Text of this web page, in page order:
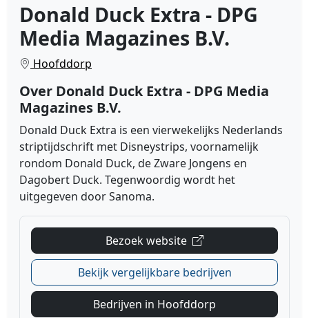
Donald Duck Extra - DPG
Media Magazines B.V.
Hoofddorp
Over Donald Duck Extra - DPG Media
Magazines B.V.
Donald Duck Extra is een vierwekelijks Nederlands
striptijdschrift met Disneystrips, voornamelijk
rondom Donald Duck, de Zware Jongens en
Dagobert Duck. Tegenwoordig wordt het
uitgegeven door Sanoma.
Bezoek website
Bekijk vergelijkbare bedrijven
Bedrijven in Hoofddorp